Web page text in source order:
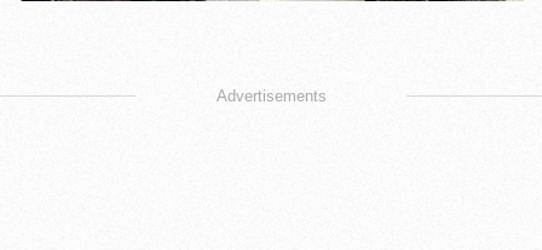
Advertisements